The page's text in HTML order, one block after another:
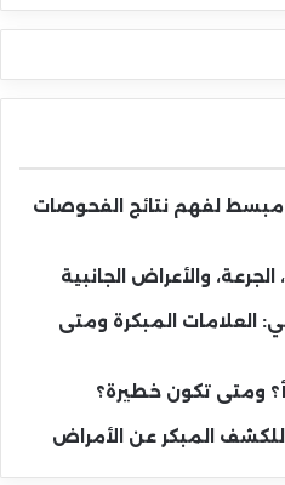
مبسط لفهم نتائج الفحوصات
العلامات المبكرة ومتى
ومتى تكون خطيرة؟
المبكر عن الأمراض